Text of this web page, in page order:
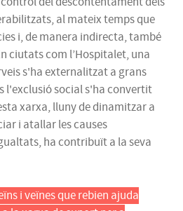
al mateix temps que
i, de manera indirecta, també
ciutats com l’Hospitalet, una
s'ha externalitzat a grans
l'exclusió social s'ha convertit
xarxa, lluny de dinamitzar a
i atallar les causes
ha contribuït a la seva
i veïnes que rebien ajuda